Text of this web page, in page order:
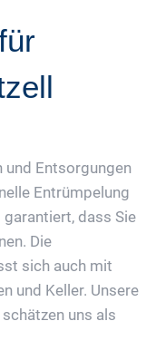
und Entsorgungen
Entrümpelung
dass Sie
Die
sich auch mit
und Keller. Unsere
uns als